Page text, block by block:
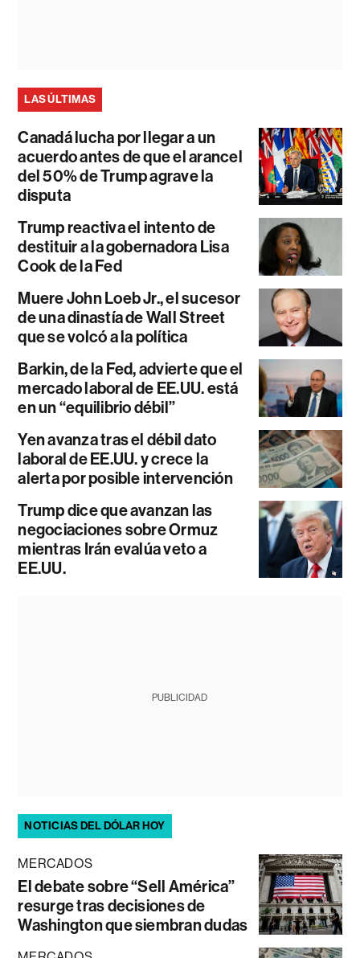
LAS ÚLTIMAS
Canadá lucha por llegar a un
acuerdo antes de que el arancel
del 50% de Trump agrave la
disputa
Trump reactiva el intento de
destituir a la gobernadora Lisa
Cook de la Fed
Muere John Loeb Jr., el sucesor
de una dinastía de Wall Street
que se volcó a la política
Barkin, de la Fed, advierte que el
mercado laboral de EE.UU. está
en un “equilibrio débil”
Yen avanza tras el débil dato
laboral de EE.UU. y crece la
alerta por posible intervención
Trump dice que avanzan las
negociaciones sobre Ormuz
mientras Irán evalúa veto a
EE.UU.
PUBLICIDAD
NOTICIAS DEL DÓLAR HOY
MERCADOS
El debate sobre “Sell América”
resurge tras decisiones de
Washington que siembran dudas